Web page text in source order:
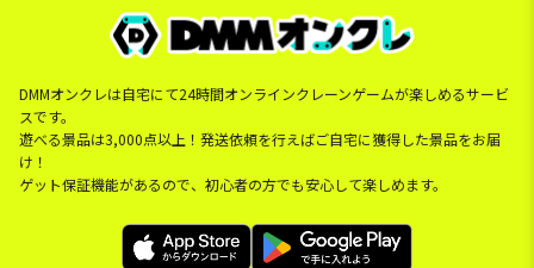
DMMオンクレは自宅にて24時間オンラインクレーンゲームが楽しめるサービ
スです。
遊べる景品は3,000点以上！発送依頼を行えばご自宅に獲得した景品をお届
け！
ゲット保証機能があるので、初心者の方でも安心して楽しめます。